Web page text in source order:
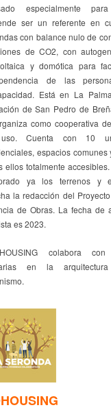
especialmente
ser un referente en
con balance nulo de
de CO2, con
y domótica para
de las
Está en La
de San Pedro de
como cooperativa
Cuenta con 10
espacios comunes
ellos totalmente
ya los terrenos y
la redacción del
de Obras. La fecha de
es 2023.
colabora
en la